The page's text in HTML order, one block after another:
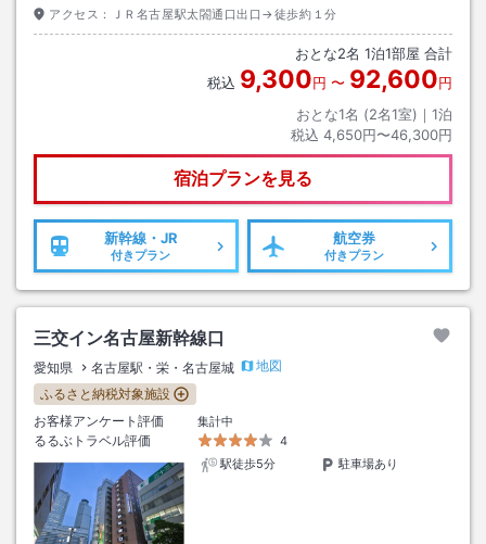
アクセス： ＪＲ名古屋駅太閤通口出口→徒歩約１分
おとな2名 1泊1部屋 合計
税込 9,300円 〜 92,600円
おとな1名 (2名1室)｜ 1泊
税込 4,650円〜46,300円
宿泊プランを見る
新幹線・JR
付きプラン
航空券
付きプラン
三交イン名古屋新幹線口
愛知県 名古屋駅・栄・名古屋城
地図
ふるさと納税対象施設
お客様アンケート評価
集計中
るるぶトラベル評価
4
駅徒歩5分
駐車場あり